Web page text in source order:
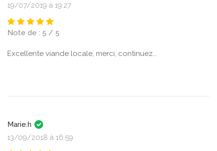
19/07/2019 à 19:27
Note de : 5 / 5
Excellente viande locale, merci, continuez...
Marie.h
13/09/2018 à 16:59